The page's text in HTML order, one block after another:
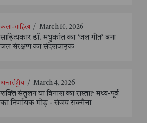
कला-साहित्य / March 10, 2026
साहित्यकार डॉ. मधुकांत का ‘जल गीत’ बना
जल संरक्षण का संदेशवाहक
अन्तर्राष्ट्रीय / March 4, 2026
शक्ति संतुलन या विनाश का रास्ता? मध्य-पूर्व
का निर्णायक मोड़ - संजय सक्सैना